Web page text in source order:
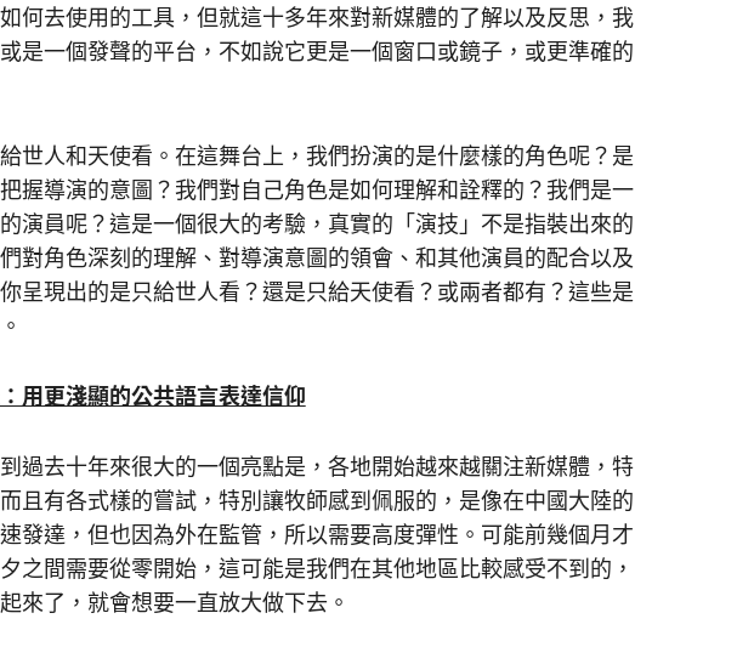
何去使用的工具，但就這十多年來對新媒體的了解以及反思，我
是一個發聲的平台，不如說它更是一個窗口或鏡子，或更準確的
世人和天使看。在這舞台上，我們扮演的是什麼樣的角色呢？是
握導演的意圖？我們對自己角色是如何理解和詮釋的？我們是一
演員呢？這是一個很大的考驗，真實的「演技」不是指裝出來的
對角色深刻的理解、對導演意圖的領會、和其他演員的配合以及
呈現出的是只給世人看？還是只給天使看？或兩者都有？這些是
用更淺顯的公共語言表達信仰
過去十年來很大的一個亮點是，各地開始越來越關注新媒體，特
且有各式樣的嘗試，特別讓牧師感到佩服的，是像在中國大陸的
發達，但也因為外在監管，所以需要高度彈性。可能前幾個月才
之間需要從零開始，這可能是我們在其他地區比較感受不到的，
來了，就會想要一直放大做下去。